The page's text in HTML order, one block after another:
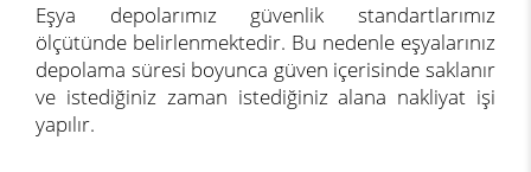
Eşya depolarımız güvenlik standartlarımız
ölçütünde belirlenmektedir. Bu nedenle eşyalarınız
depolama süresi boyunca güven içerisinde saklanır
ve istediğiniz zaman istediğiniz alana nakliyat işi
yapılır.